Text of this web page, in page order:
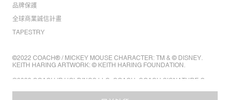
品牌保護
全球商業誠信計畫
TAPESTRY
©2022 COACH® / MICKEY MOUSE CHARACTER: TM & © DISNEY.
KEITH HARING ARTWORK: © KEITH HARING FOUNDATION.
©2022 COACH IP HOLDINGS LLC. COACH, COACH SIGNATURE C